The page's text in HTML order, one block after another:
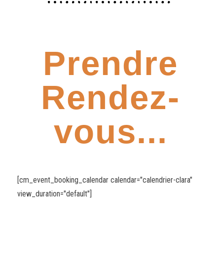
Prendre
Rendez-
vous...
[cm_event_booking_calendar calendar="calendrier-clara"
view_duration="default"]